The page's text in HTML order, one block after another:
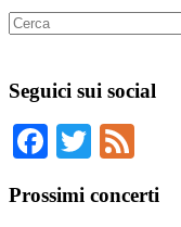
risultato
Seguici sui social
Facebook
Twitter
Prossimi concerti